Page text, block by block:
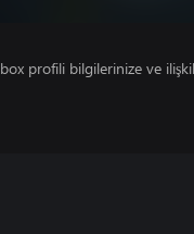
profili bilgilerinize ve